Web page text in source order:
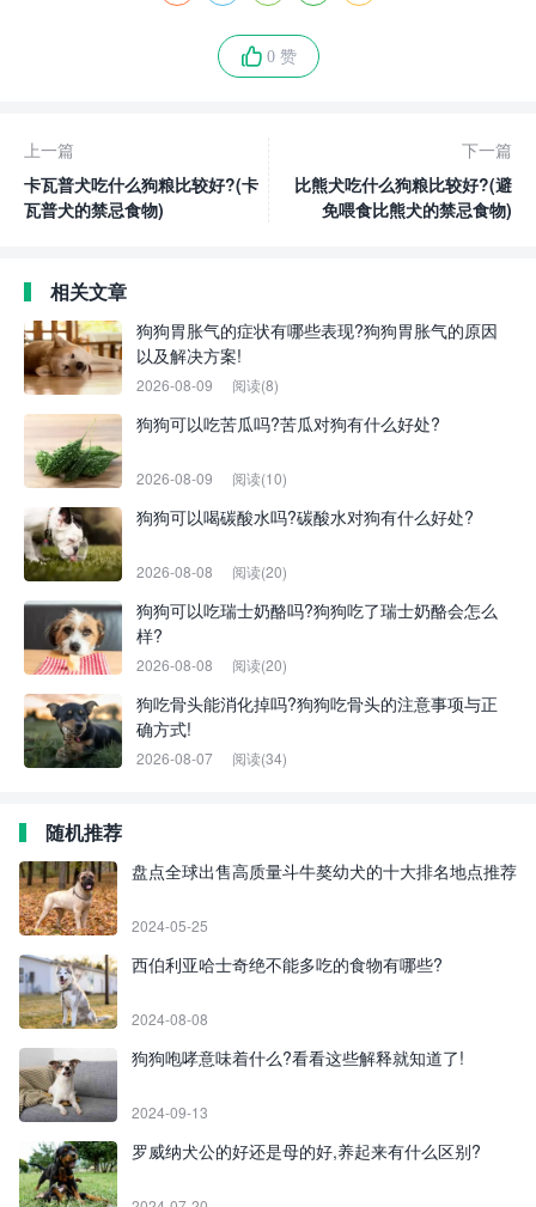
0 赞
上一篇
卡瓦普犬吃什么狗粮比较好?(卡
瓦普犬的禁忌食物)
下一篇
比熊犬吃什么狗粮比较好?(避
免喂食比熊犬的禁忌食物)
相关文章
狗狗胃胀气的症状有哪些表现?狗狗胃胀气的原因
以及解决方案!
2026-08-09 阅读(8)
狗狗可以吃苦瓜吗?苦瓜对狗有什么好处?
2026-08-09 阅读(10)
狗狗可以喝碳酸水吗?碳酸水对狗有什么好处?
2026-08-08 阅读(20)
狗狗可以吃瑞士奶酪吗?狗狗吃了瑞士奶酪会怎么
样?
2026-08-08 阅读(20)
狗吃骨头能消化掉吗?狗狗吃骨头的注意事项与正
确方式!
2026-08-07 阅读(34)
随机推荐
盘点全球出售高质量斗牛獒幼犬的十大排名地点推荐
2024-05-25
西伯利亚哈士奇绝不能多吃的食物有哪些?
2024-08-08
狗狗咆哮意味着什么?看看这些解释就知道了!
2024-09-13
罗威纳犬公的好还是母的好,养起来有什么区别?